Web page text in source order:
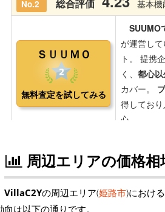
周辺エリアの価格相
VillaC2Yの周辺エリア(姫路市)におけ
向は以下の通りです。